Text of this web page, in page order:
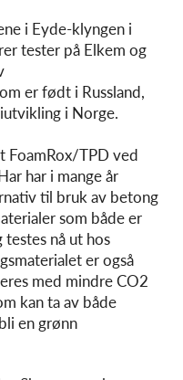
i Eyde-klyngen i
tester på Elkem og
er født i Russland,
i Norge.
FoamRox/TPD ved
har i mange år
til bruk av betong
som både er
nå ut hos
er også
med mindre CO2
kan ta av både
en grønn